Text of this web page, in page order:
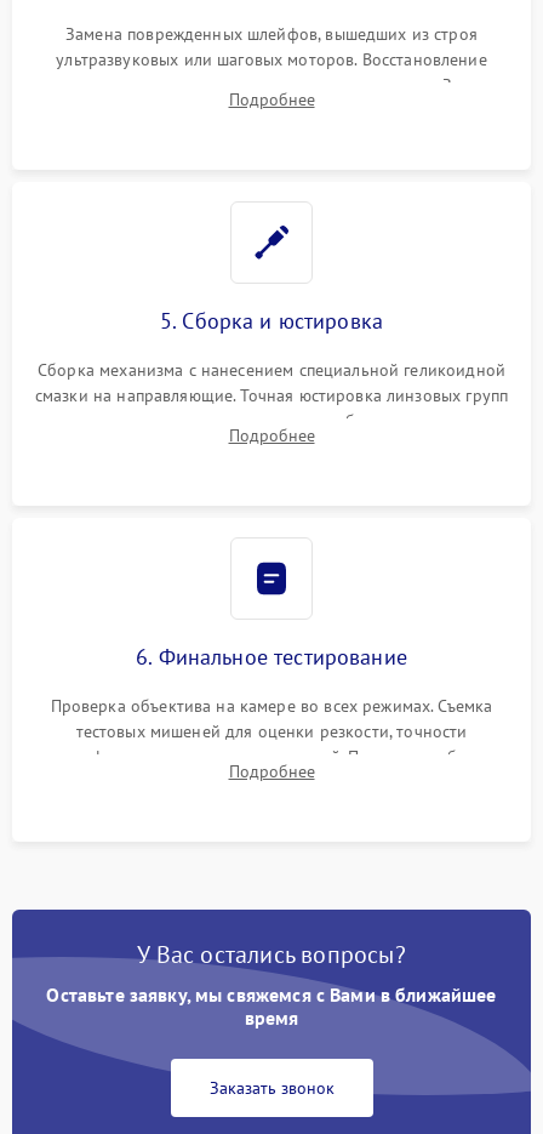
Замена поврежденных шлейфов, вышедших из строя
ультразвуковых или шаговых моторов. Восстановление
геометрии направляющих при заклинивании зума. Замена
неисправного блока диафрагмы, датчиков положения или
Подробнее
5. Сборка и юстировка
Сборка механизма с нанесением специальной геликоидной
смазки на направляющие. Точная юстировка линзовых групп
программным или механическим способом для устранения
бэк
Подробнее
6. Финальное тестирование
Проверка объектива на камере во всех режимах. Съемка
тестовых мишеней для оценки резкости, точности
автофокуса и отсутствия искажений. Проверка работы
диафрагмы на закрытых значениях и тестирование
Подробнее
У Вас остались вопросы?
Оставьте заявку, мы свяжемся с Вами в ближайшее
время
Заказать звонок